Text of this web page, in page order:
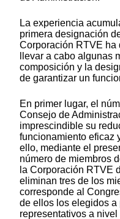
La experiencia
primera designación
Corporación RTVE ha
llevar a cabo algunas
composición y la
de garantizar un
En primer lugar, el
Consejo de
imprescindible su
funcionamiento eficaz
ello, mediante el
número de miembros
la Corporación RTVE
eliminan tres de los
corresponde al
de ellos los elegidos a
representativos a